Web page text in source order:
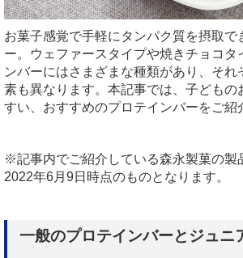
お菓子感覚で手軽にタンパク質を摂取で
ー。ウェファースタイプや焼きチョコタ
ンバーにはさまざまな種類があり、それ
素も異なります。本記事では、子どもの
すい、おすすめのプロテインバーをご紹
※記事内でご紹介している森永製菓の製
2022年6月9日時点のものとなります。
一般のプロテインバーとジュニ